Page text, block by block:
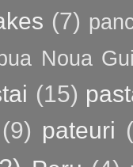
(7)
Noua
(15)
(9) pateuri